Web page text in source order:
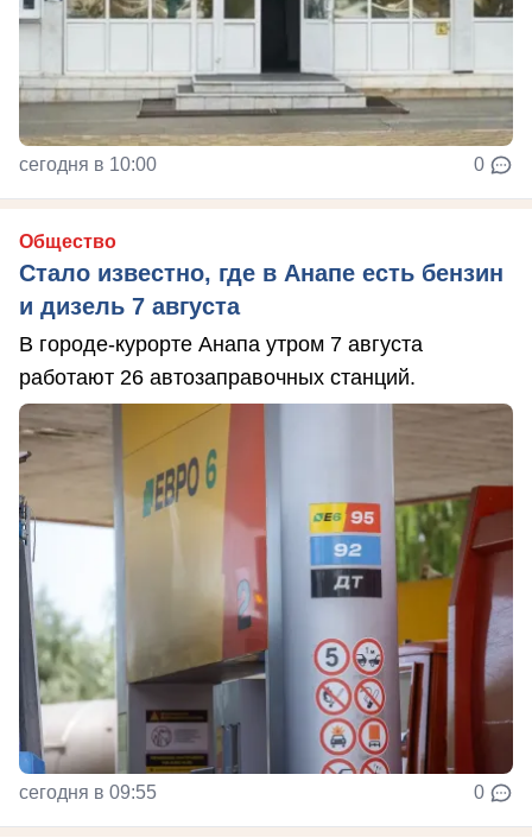
сегодня в 10:00 0
Общество
Стало известно, где в Анапе есть бензин
и дизель 7 августа
В городе-курорте Анапа утром 7 августа
работают 26 автозаправочных станций.
сегодня в 09:55 0